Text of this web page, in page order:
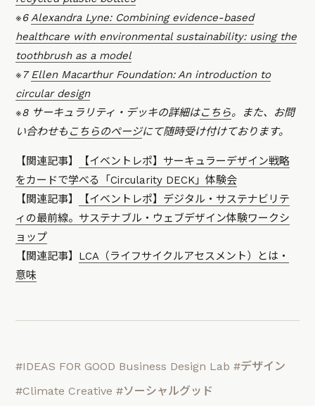
※6Alexandra Lyne: Combining evidence-based
healthcare with environmental sustainability: using the
toothbrush as a model
※7Ellen Macarthur Foundation: An introduction to
circular design
※8 サーキュラリティ・デッキの詳細はこちら。また、お問
い合わせも こちらのページにて随時受け付けております。
【関連記事】
【イベントレポ】サーキュラーデザイン戦略
をカードで学べる「Circularity DECK」体験会
【関連記事】
【イベントレポ】デジタル・サステナビリテ
ィの最前線。サステナブル・ウェブデザイン体験ワークシ
ョップ
【関連記事】 LCA（ライフサイクルアセスメント）とは・
意味
#IDEAS FOR GOOD Business Design Lab #デザイン
#Climate Creative #ソーシャルグッド